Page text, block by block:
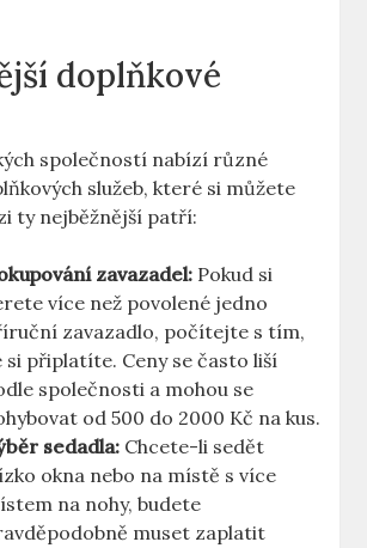
doplňkové
společností nabízí různé
služeb, které si můžete
ty nejběžnější patří:
zavazadel: Pokud si
více než povolené jedno
zavazadlo, počítejte s tím,
si připlatíte. Ceny se často liší
společnosti a mohou se
od 500 do 2000 Kč na kus.
sedadla: Chcete-li sedět
okna nebo na místě s více
na nohy, budete
muset zaplatit